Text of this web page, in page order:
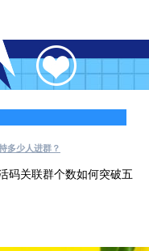
多少人进群？
码关联群个数如何突破五